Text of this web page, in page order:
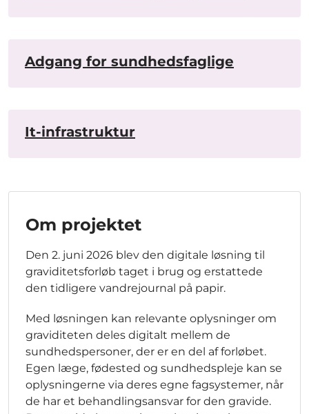
Adgang for sundhedsfaglige
It-infrastruktur
Om projektet
Den 2. juni 2026 blev den digitale løsning til
graviditetsforløb taget i brug og erstattede
den tidligere vandrejournal på papir.
Med løsningen kan relevante oplysninger om
graviditeten deles digitalt mellem de
sundhedspersoner, der er en del af forløbet.
Egen læge, fødested og sundhedspleje kan se
oplysningerne via deres egne fagsystemer, når
de har et behandlingsansvar for den gravide.